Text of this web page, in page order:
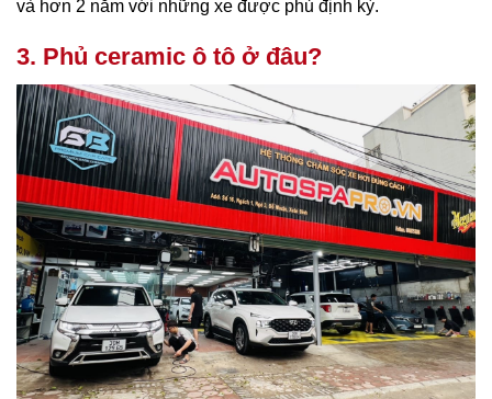
và hơn 2 năm với những xe được phủ định kỳ.
3. Phủ ceramic ô tô ở đâu?